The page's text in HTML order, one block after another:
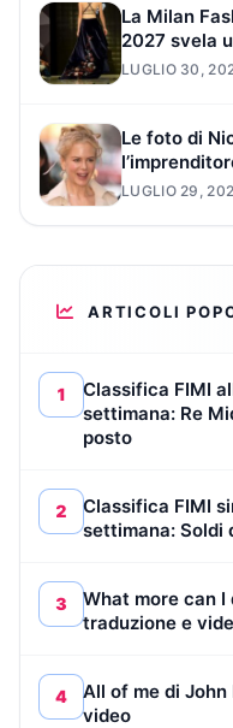
La Milan
2027 svela
LUGLIO 30,
Le foto di
LUGLIO 29,
ARTICOLI
1
Classifica FIMI
settimana: Re
posto
2
Classifica FIMI
settimana: Soldi
3
What more can
traduzione e
4
All of me di
video